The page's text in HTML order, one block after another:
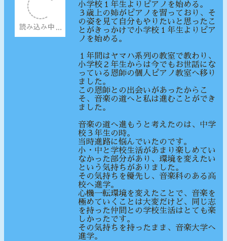
小学校１年生よりピアノを始める。
３歳上の姉がピアノを習っており、そ
の姿を見て自分もやりたいと思ったこ
とがきっかけで小学校１年生よりピア
ノを始める。
１年間はヤマハ系列の教室で教わり、
小学校２年生からは今でもお世話にな
っている恩師の個人ピアノ教室へ移り
ました。
この恩師との出会いがあったからこ
そ、音楽の道へと私は進むことができ
ました。
音楽の道へ進もうと考えたのは、中学
校３年生の時。
当時進路に悩んでいたのです。
小・中と学校生活があまり楽しめてい
なかった部分があり、環境を変えたい
という気持ちがありました。
その気持ちを優先し、音楽科のある高
校へ進学。
心機一転環境を変えたことで、音楽を
極めていくことは大変だけど、同じ志
を持った仲間との学校生活はとても楽
しかったです。
その気持ちを持ったまま、音楽大学へ
進学。